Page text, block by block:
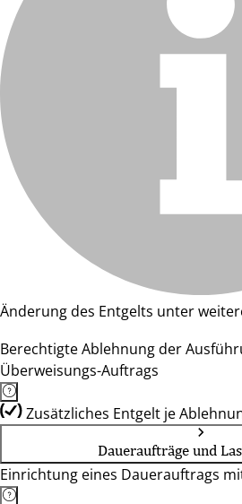
Änderung des Entgelts unter
Berechtigte Ablehnung der
Überweisungs-Auftrags
Zusätzliches Entgelt je
Daueraufträge und
Einrichtung eines Dauerauftrags